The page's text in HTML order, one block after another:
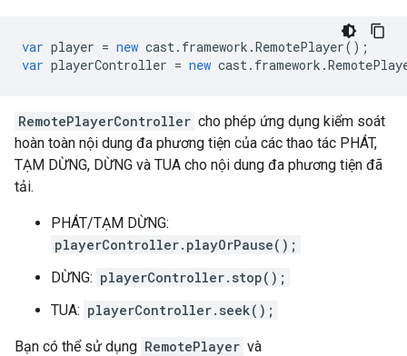
var player = new cast. framework .RemotePlayer();
var playerController = new cast. framework .
RemotePlayerController cho phép ứng dụng kiểm soát
hoàn toàn nội dung đa phương tiện của các thao tác PHÁT,
TẠM DỪNG, DỪNG và TUA cho nội dung đa phương tiện đã
tải.
PHÁT/TẠM DỪNG:
playerController.playOrPause();
DỪNG: playerController.stop();
TUA: playerController.seek();
Bạn có thể sử dụng RemotePlayer và